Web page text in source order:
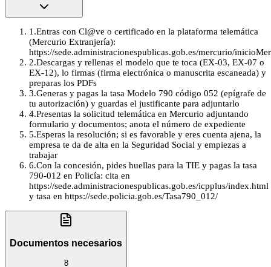
1 .Entras con Cl@ve o certificado en la plataforma telemática
(Mercurio Extranjería):
https://sede.administracionespublicas.gob.es/mercurio/
2.Descargas y rellenas el modelo que te toca (EX-03, EX-07 o
EX-12), lo firmas (firma electrónica o manuscrita escaneada) y
preparas los PDFs
3.Generas y pagas la tasa Modelo 790 código 052 (epígrafe de
tu autorización) y guardas el justificante para adjuntarlo
4.Presentas la solicitud telemática en Mercurio adjuntando
formulario y documentos; anota el número de expediente
5.Esperas la resolución; si es favorable y eres cuenta ajena, la
empresa te da de alta en la Seguridad Social y empiezas a
trabajar
6.Con la concesión, pides huellas para la TIE y pagas la tasa
790-012 en Policía: cita en
https://sede.administracionespublicas.gob.es/icpplus/index.html
y tasa en https://sede.policia.gob.es/Tasa790_012/
Documentos necesarios
8